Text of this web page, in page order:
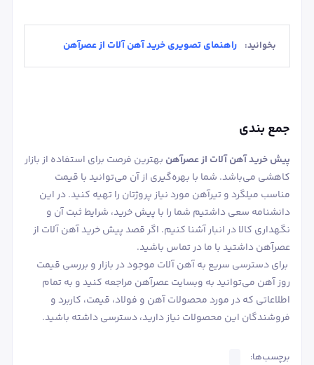
بخوانید: راهنمای تصویری خرید آهن آلات از عصرآهن
جمع بندی
پیش خرید آهن آلات از عصرآهن بهترین فرصت برای استفاده از بازار
کاهشی می‌باشد. شما با بهره‌گیری از آن می‌توانید با قیمت
مناسب میلگرد و تیرآهن مورد نیاز پروژتان را تهیه کنید. در این
دانشنامه سعی داشتیم شما را با پیش خرید، شرایط ثبت آن و
نگهداری کالا در انبار آشنا کنیم. اگر قصد پیش خرید آهن آلات از
عصرآهن داشتید با ما در تماس باشید.
برای دسترسی سریع به آهن آلات موجود در بازار و بررسی قیمت
روز آهن می‌توانید به وبسایت عصرآهن مراجعه کنید و به تمام
اطلاعاتی که در مورد محصولات آهن و فولاد، قیمت، کاربرد و
فروشندگان این محصولات نیاز دارید، دسترسی داشته باشید.
برچسب‌ها: